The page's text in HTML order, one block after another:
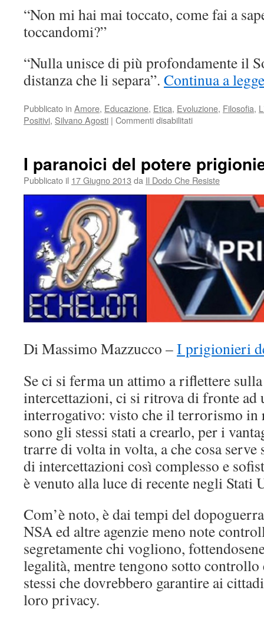
“Non mi hai mai toccato, come fai a
toccandomi?”
“Nulla unisce di più profondamente il
distanza che li separa”. Continua a
Pubblicato in Amore, Educazione, Etica, Evoluzione, Filosofia,
Positivi, Silvano Agosti | Commenti disabilitatisu
un
bambino
5
anni
I paranoici del potere
Pubblicato il 17 Giugno 2013 da Il Dodo Che Resiste
Di Massimo Mazzucco –I prigionieri
Se ci si ferma un attimo a riflettere
intercettazioni, ci si ritrova di fronte ad
interrogativo: visto che il terrorismo in
sono gli stessi stati a crearlo, per i
trarre di volta in volta, a che cosa serve
di intercettazioni così complesso e
è venuto alla luce di recente negli Stati
Com’è noto, è dai tempi del
NSA ed altre agenzie meno note
segretamente chi vogliono,
legalità, mentre tengono sotto
stessi che dovrebbero garantire ai
loro privacy.